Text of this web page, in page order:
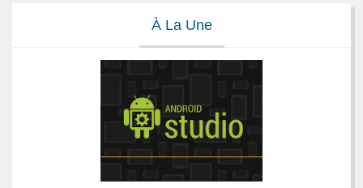
À La Une